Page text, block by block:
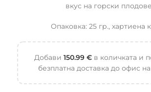
вкус на горски
Опаковка: 25 гр., хартиена
Добави 150.99 €в количката и
безплатна доставка до офис